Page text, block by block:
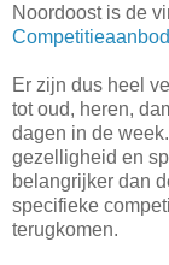
Noordoost is de
Er zijn dus heel
tot oud, heren,
dagen in de
gezelligheid en
belangrijker dan
specifieke
terugkomen.